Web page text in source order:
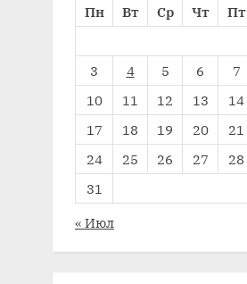
Пн
Вт Ср Чт Пт
3
4 5 6 7
10
11 12 13 14
17
18 19 20 21
24
25 26 27 28
31
« Июл